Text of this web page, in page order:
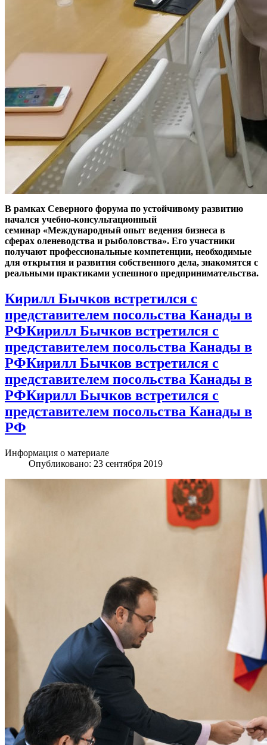
В рамках Северного форума по устойчивому развитию
начался учебно-консультационный
семинар «Международный опыт ведения бизнеса в
сферах оленеводства и рыболовства». Его участники
получают профессиональные компетенции, необходимые
для открытия и развития собственного дела, знакомятся с
реальными практиками успешного предпринимательства.
Кирилл Бычков встретился с
представителем посольства Канады в
РФКирилл Бычков встретился с
представителем посольства Канады в
РФКирилл Бычков встретился с
представителем посольства Канады в
РФКирилл Бычков встретился с
представителем посольства Канады в
РФ
Информация о материале
Опубликовано: 23 сентября 2019